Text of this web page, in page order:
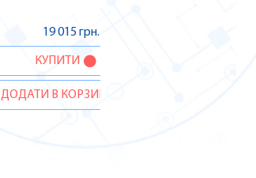
19 015 грн.
КУПИТИ
ДОДАТИ В КОРЗИНУ